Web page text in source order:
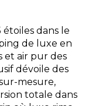
étoiles dans le
de luxe en
et air pur des
dévoile des
mesure,
totale dans